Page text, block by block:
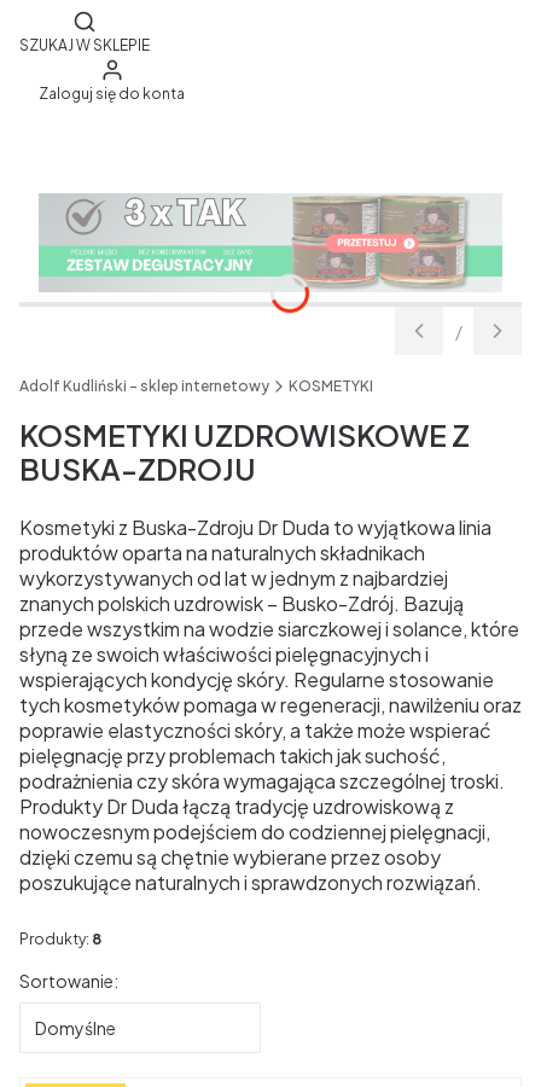
Otwórz wyszukiwarkę
SZUKAJ W SKLEPIE
Zaloguj się do konta
Slajd
/
z
Adolf Kudliński - sklep internetowy KOSMETYKI
KOSMETYKI UZDROWISKOWE Z
BUSKA-ZDROJU
Kosmetyki z Buska-Zdroju Dr Duda to wyjątkowa linia
produktów oparta na naturalnych składnikach
wykorzystywanych od lat w jednym z najbardziej
znanych polskich uzdrowisk – Busko-Zdrój. Bazują
przede wszystkim na wodzie siarczkowej i solance, które
słyną ze swoich właściwości pielęgnacyjnych i
wspierających kondycję skóry. Regularne stosowanie
tych kosmetyków pomaga w regeneracji, nawilżeniu oraz
poprawie elastyczności skóry, a także może wspierać
pielęgnację przy problemach takich jak suchość,
podrażnienia czy skóra wymagająca szczególnej troski.
Produkty Dr Duda łączą tradycję uzdrowiskową z
nowoczesnym podejściem do codziennej pielęgnacji,
dzięki czemu są chętnie wybierane przez osoby
poszukujące naturalnych i sprawdzonych rozwiązań.
Produkty: 8
Lista produktów
Sortowanie:
Domyślne